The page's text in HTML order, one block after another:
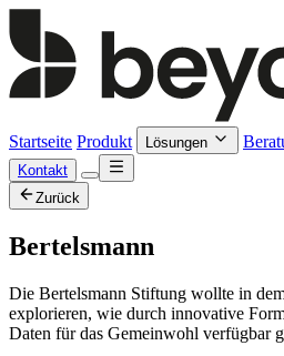
Startseite Produkt Lösungen
Kontakt
Zurück
Bertelsmann
Die Bertelsmann Stiftung wollte in
explorieren, wie durch innovative
Daten für das Gemeinwohl verfügbar